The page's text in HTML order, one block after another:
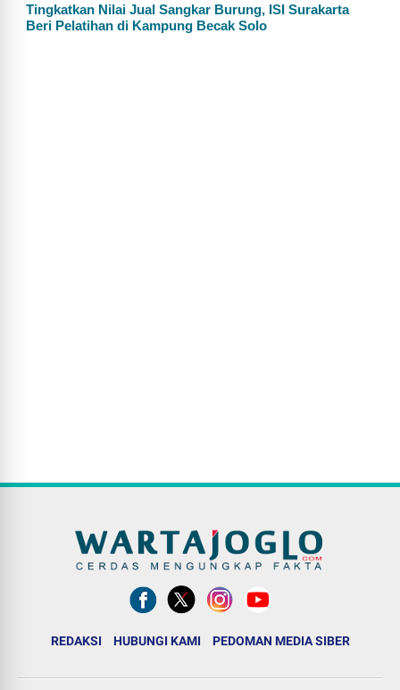
Tingkatkan Nilai Jual Sangkar Burung, ISI Surakarta
Beri Pelatihan di Kampung Becak Solo
REDAKSI HUBUNGI KAMI PEDOMAN MEDIA SIBER